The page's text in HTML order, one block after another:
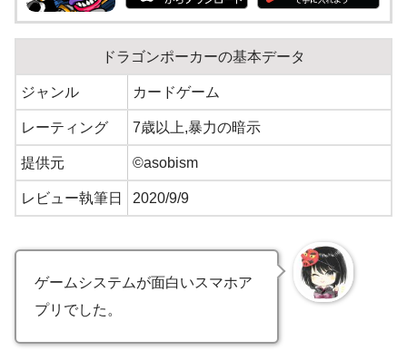
ドラゴンポーカーの基本データ
ジャンル カードゲーム
レーティング 7歳以上,暴力の暗示
提供元 ©asobism
レビュー執筆日 2020/9/9
ゲームシステムが面白いスマホア
プリでした。